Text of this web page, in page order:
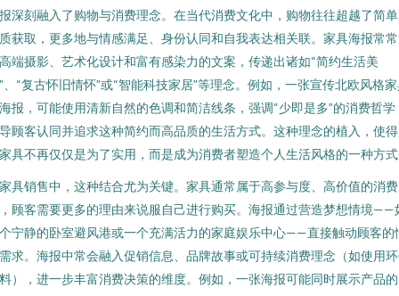
深刻融入了购物与消费理念。在当代消费文化中，购物往往超越了简
获取，更多地与情感满足、身份认同和自我表达相关联。家具海报常
端摄影、艺术化设计和富有感染力的文案，传递出诸如“简约生活美
、“复古怀旧情怀”或“智能科技家居”等理念。例如，一张宣传北欧风格
报，可能使用清新自然的色调和简洁线条，强调“少即是多”的消费哲学
顾客认同并追求这种简约而高品质的生活方式。这种理念的植入，使
具不再仅仅是为了实用，而是成为消费者塑造个人生活风格的一种方
具销售中，这种结合尤为关键。家具通常属于高参与度、高价值的消
顾客需要更多的理由来说服自己进行购买。海报通过营造梦想情境——
宁静的卧室避风港或一个充满活力的家庭娱乐中心——直接触动顾客的
求。海报中常会融入促销信息、品牌故事或可持续消费理念（如使用
），进一步丰富消费决策的维度。例如，一张海报可能同时展示产品